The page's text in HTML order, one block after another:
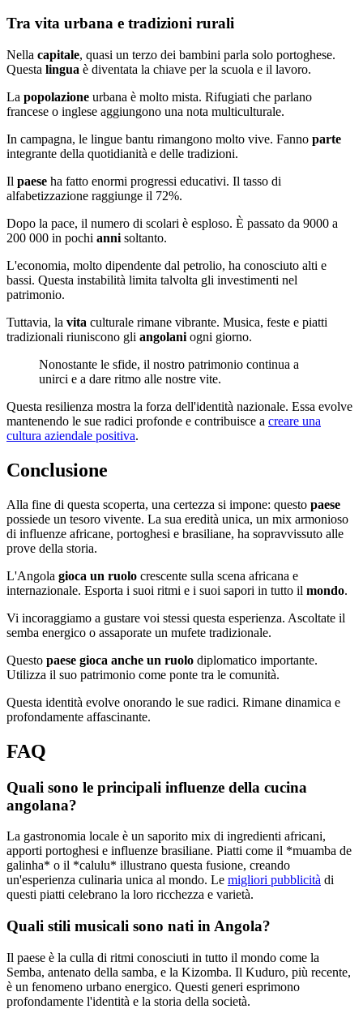
Tra vita urbana e tradizioni rurali
Nella capitale, quasi un terzo dei bambini parla solo portoghese.
Questa lingua è diventata la chiave per la scuola e il lavoro.
La popolazione urbana è molto mista. Rifugiati che parlano
francese o inglese aggiungono una nota multiculturale.
In campagna, le lingue bantu rimangono molto vive. Fanno parte
integrante della quotidianità e delle tradizioni.
Il paese ha fatto enormi progressi educativi. Il tasso di
alfabetizzazione raggiunge il 72%.
Dopo la pace, il numero di scolari è esploso. È passato da 9000 a
200 000 in pochi anni soltanto.
L'economia, molto dipendente dal petrolio, ha conosciuto alti e
bassi. Questa instabilità limita talvolta gli investimenti nel
patrimonio.
Tuttavia, la vita culturale rimane vibrante. Musica, feste e piatti
tradizionali riuniscono gli angolani ogni giorno.
Nonostante le sfide, il nostro patrimonio continua a
unirci e a dare ritmo alle nostre vite.
Questa resilienza mostra la forza dell'identità nazionale. Essa evolve
mantenendo le sue radici profonde e contribuisce a creare una
cultura aziendale positiva.
Conclusione
Alla fine di questa scoperta, una certezza si impone: questo paese
possiede un tesoro vivente. La sua eredità unica, un mix armonioso
di influenze africane, portoghesi e brasiliane, ha sopravvissuto alle
prove della storia.
L'Angola gioca un ruolo crescente sulla scena africana e
internazionale. Esporta i suoi ritmi e i suoi sapori in tutto il mondo.
Vi incoraggiamo a gustare voi stessi questa esperienza. Ascoltate il
semba energico o assaporate un mufete tradizionale.
Questo paese gioca anche un ruolo diplomatico importante.
Utilizza il suo patrimonio come ponte tra le comunità.
Questa identità evolve onorando le sue radici. Rimane dinamica e
profondamente affascinante.
FAQ
Quali sono le principali influenze della cucina
angolana?
La gastronomia locale è un saporito mix di ingredienti africani,
apporti portoghesi e influenze brasiliane. Piatti come il *muamba de
galinha* o il *calulu* illustrano questa fusione, creando
un'esperienza culinaria unica al mondo. Le migliori pubblicità di
questi piatti celebrano la loro ricchezza e varietà.
Quali stili musicali sono nati in Angola?
Il paese è la culla di ritmi conosciuti in tutto il mondo come la
Semba, antenato della samba, e la Kizomba. Il Kuduro, più recente,
è un fenomeno urbano energico. Questi generi esprimono
profondamente l'identità e la storia della società.